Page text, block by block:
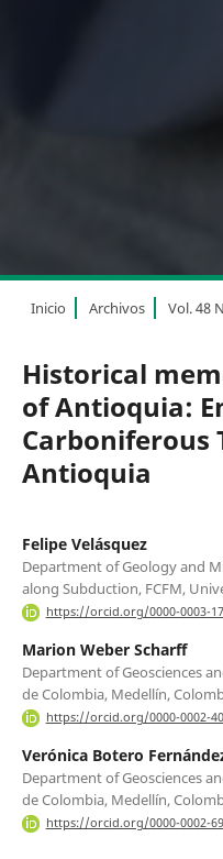
Inicio Archivos Vol. 48
Historical
of Antioquia:
Carboniferous
Antioquia
Felipe Velásquez
Department of Geology and
along Subduction, FCFM,
https://orcid.org/0000-0003-
Marion Weber Scharff
Department of Geosciences
de Colombia, Medellín,
https://orcid.org/0000-0002-
Verónica Botero
Department of Geosciences
de Colombia, Medellín,
https://orcid.org/0000-0002-